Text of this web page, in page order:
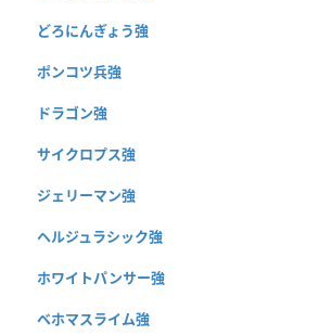
どろにんぎょう強
ポンコツ兵強
ドラゴン強
サイクロプス強
ジェリーマン強
ヘルジュラシック強
ホワイトパンサー強
ベホマスライム強